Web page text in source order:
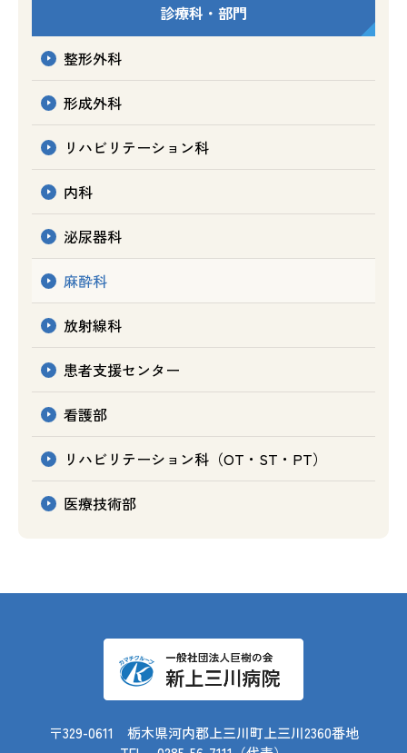
診療科・部門
整形外科
形成外科
リハビリテーション科
内科
泌尿器科
麻酔科
放射線科
患者支援センター
看護部
リハビリテーション科（OT・ST・PT）
医療技術部
〒329-0611 栃木県河内郡上三川町上三川2360番地